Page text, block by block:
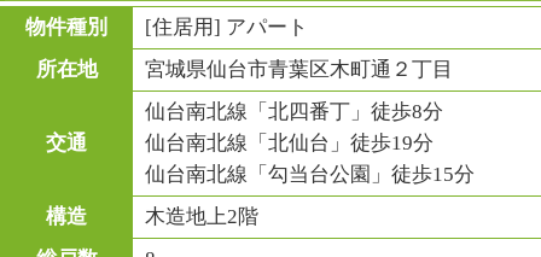
物件種別
[住居用] アパート
所在地
宮城県仙台市青葉区木町通２丁目
交通
仙台南北線「北四番丁」徒歩8分
仙台南北線「北仙台」徒歩19分
仙台南北線「勾当台公園」徒歩15分
構造
木造地上2階